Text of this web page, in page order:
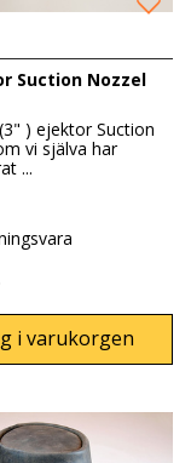
Suction Nozzel
) ejektor Suction
vi själva har
...
i varukorgen